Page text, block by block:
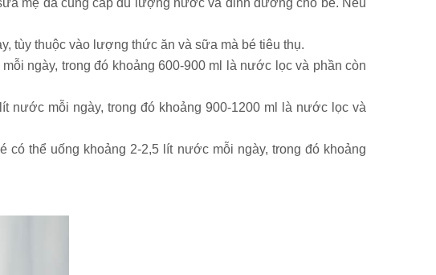
tùy thuộc vào lượng thức ăn và sữa mà bé tiêu thụ.
ngày, trong đó khoảng 600-900 ml là nước lọc và phần còn
nước mỗi ngày, trong đó khoảng 900-1200 ml là nước lọc và
thể uống khoảng 2-2,5 lít nước mỗi ngày, trong đó khoảng